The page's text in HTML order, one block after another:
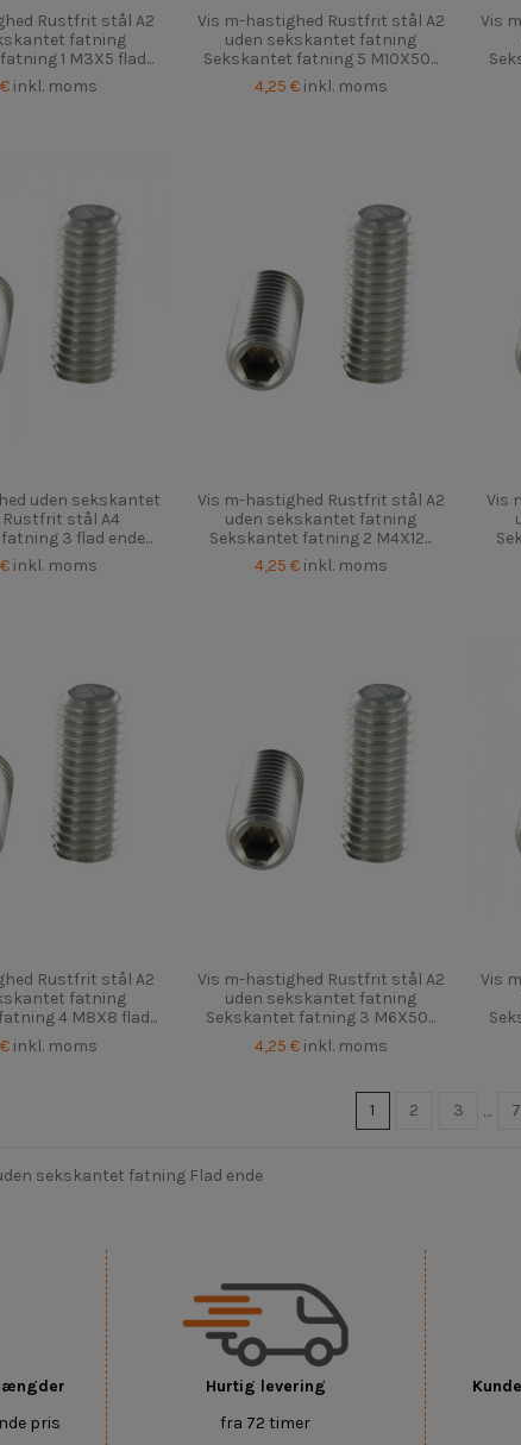
Rustfrit stål A2
fatning
1 M3X5 flad...
inkl. moms
Vis m-hastighed Rustfrit stål A2
uden sekskantet fatning
Sekskantet fatning 5 M10X50...
4,25 € inkl. moms
Vis
uden sekskantet
stål A4
3 flad ende...
inkl. moms
Vis m-hastighed Rustfrit stål A2
uden sekskantet fatning
Sekskantet fatning 2 M4X12...
4,25 € inkl. moms
Vis
Rustfrit stål A2
fatning
4 M8X8 flad...
inkl. moms
Vis m-hastighed Rustfrit stål A2
uden sekskantet fatning
Sekskantet fatning 3 M6X50...
4,25 € inkl. moms
Vis
1 2 3 … 7
sekskantet fatning Flad ende
pris
Hurtig levering
fra 72 timer